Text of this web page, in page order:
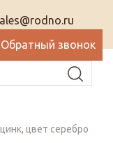
Обратный звонок
цвет серебро